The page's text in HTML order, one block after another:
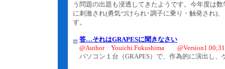
う問題の出題も浸透してきたようです。今年度は
に刺激され(勇気づけられ･調子に乗り・触発され)
す。
答…それはGRAPESに聞きなさい
@Author Youichi.Fukushima
パソコン１台（GRAPES）で、作為的に演出し